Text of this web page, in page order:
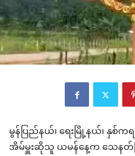
မွန်ပြည်နယ်၊ ရေးမြို့နယ်၊ နှစ်က
အိမ်မှူးဆိုသူ ယမန်နေ့က သေနတ်ဖ